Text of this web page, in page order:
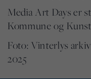
Media Art Days er
Kommune og
Foto: Vinterlys
2025